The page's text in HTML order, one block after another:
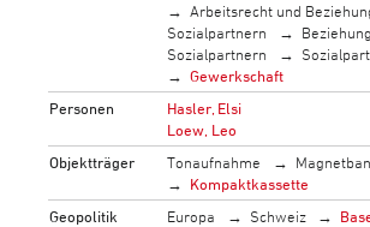
Arbeitsrecht und
Sozialpartnern
Sozialpartnern
Gewerkschaft
Personen
Hasler, Elsi
Loew, Leo
Objektträger
Tonaufnahme
Kompaktkassette
Geopolitik
Europa Schweiz